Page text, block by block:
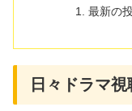
最新の
日々ドラマ